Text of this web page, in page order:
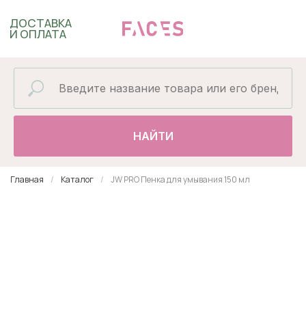
И ОПЛАТА
НАЙТИ
Главная Каталог JW PRO Пенка для умывания 150 мл